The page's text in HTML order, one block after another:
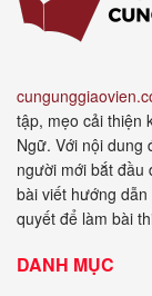
tập, mẹo cải thiện
Ngữ. Với nội dung
người mới bắt đầu
bài viết hướng
quyết để làm bài
DANH MỤC